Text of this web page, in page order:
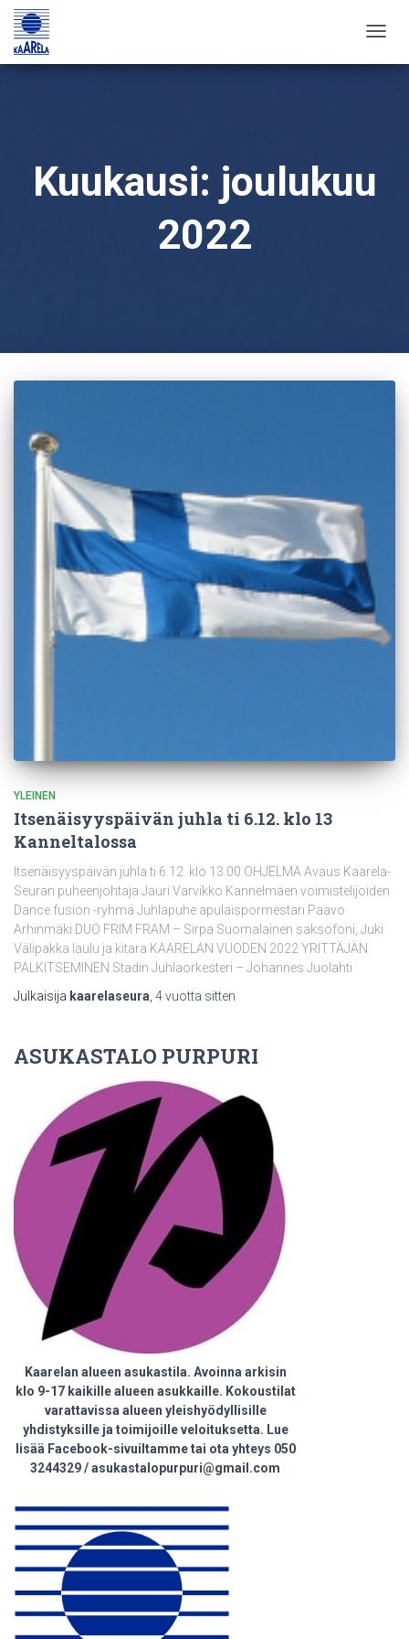
Kuukausi: joulukuu
2022
YLEINEN
Itsenäisyyspäivän juhla ti 6.12. klo 13
Kanneltalossa
Itsenäisyyspäivän juhla ti 6.12. klo 13.00 OHJELMA Avaus Kaarela-
Seuran puheenjohtaja Jauri Varvikko Kannelmäen voimistelijoiden
Dance fusion -ryhmä Juhlapuhe apulaispormestari Paavo
Arhinmäki DUO FRIM FRAM – Sirpa Suomalainen saksofoni, Juki
Välipakka laulu ja kitara KAARELAN VUODEN 2022 YRITTÄJÄN
PALKITSEMINEN Stadin Juhlaorkesteri – Johannes Juolahti
Julkaisija kaarelaseura 4 vuotta sitten
ASUKASTALO PURPURI
Kaarelan alueen asukastila. Avoinna arkisin
klo 9-17 kaikille alueen asukkaille. Kokoustilat
varattavissa alueen yleishyödyllisille
yhdistyksille ja toimijoille veloituksetta. Lue
lisää Facebook-sivuiltamme tai ota yhteys 050
3244329 / asukastalopurpuri@gmail.com